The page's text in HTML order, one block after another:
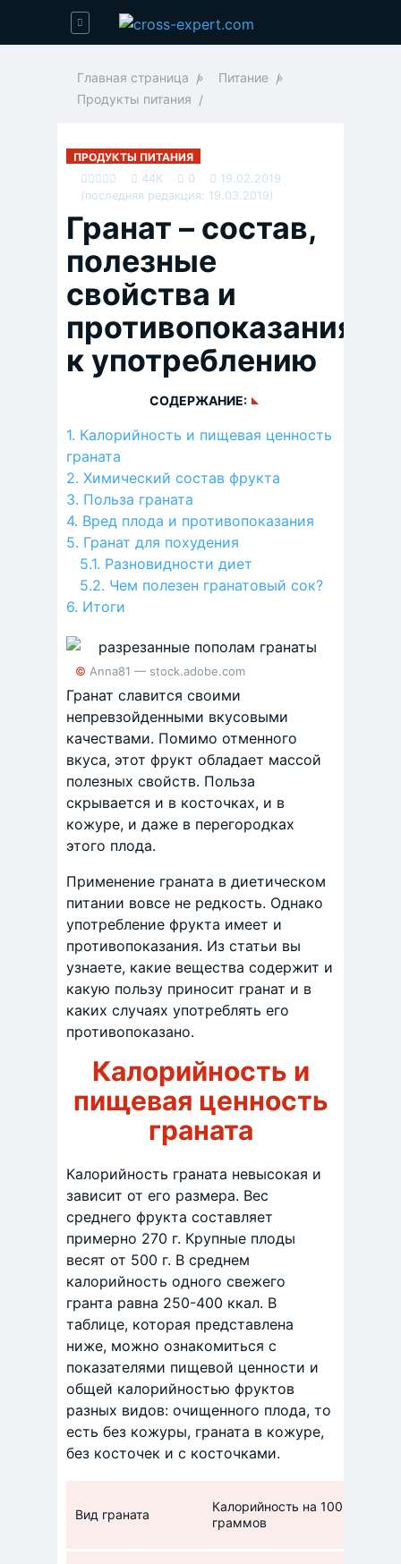
Главная страница » Питание »
Продукты питания
ПРОДУКТЫ ПИТАНИЯ
44K
0
19.02.2019
(последняя редакция: 19.03.2019)
Гранат – состав,
полезные
свойства и
противопоказания
к употреблению
СОДЕРЖАНИЕ:
Калорийность и пищевая ценность
граната
Химический состав фрукта
Польза граната
Вред плода и противопоказания
Гранат для похудения
Разновидности диет
Чем полезен гранатовый сок?
Итоги
© Anna81 — stock.adobe.com
Гранат славится своими
непревзойденными вкусовыми
качествами. Помимо отменного
вкуса, этот фрукт обладает массой
полезных свойств. Польза
скрывается и в косточках, и в
кожуре, и даже в перегородках
этого плода.
Применение граната в диетическом
питании вовсе не редкость. Однако
употребление фрукта имеет и
противопоказания. Из статьи вы
узнаете, какие вещества содержит и
какую пользу приносит гранат и в
каких случаях употреблять его
противопоказано.
Калорийность и
пищевая ценность
граната
Калорийность граната невысокая и
зависит от его размера. Вес
среднего фрукта составляет
примерно 270 г. Крупные плоды
весят от 500 г. В среднем
калорийность одного свежего
гранта равна 250-400 ккал. В
таблице, которая представлена
ниже, можно ознакомиться с
показателями пищевой ценности и
общей калорийностью фруктов
разных видов: очищенного плода, то
есть без кожуры, граната в кожуре,
без косточек и с косточками.
Вид граната
Калорийность на 100
граммов